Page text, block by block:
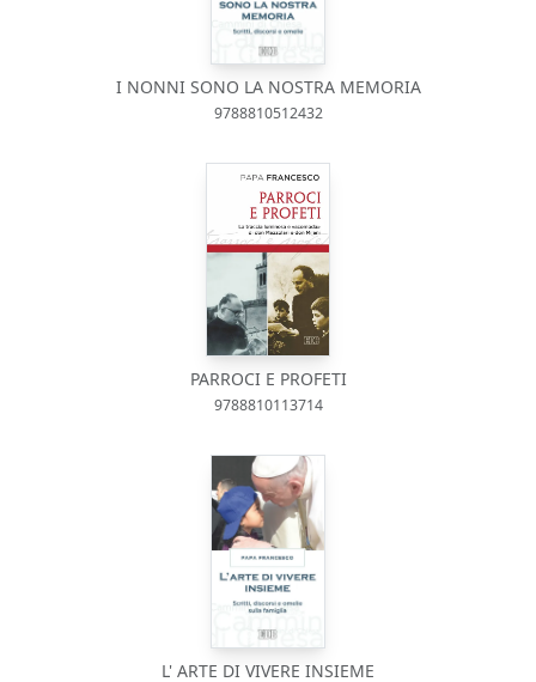
I NONNI SONO LA NOSTRA MEMORIA
9788810512432
PARROCI E PROFETI
9788810113714
L' ARTE DI VIVERE INSIEME